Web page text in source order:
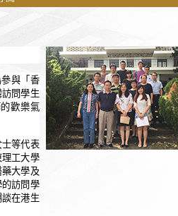
參與「香
問學生
歡樂氣
等代表
工大學
大學及
訪問學
在港生